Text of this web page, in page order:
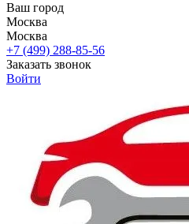
Ваш город
Москва
Москва
+7 (499) 288-85-56
Заказать звонок
Войти